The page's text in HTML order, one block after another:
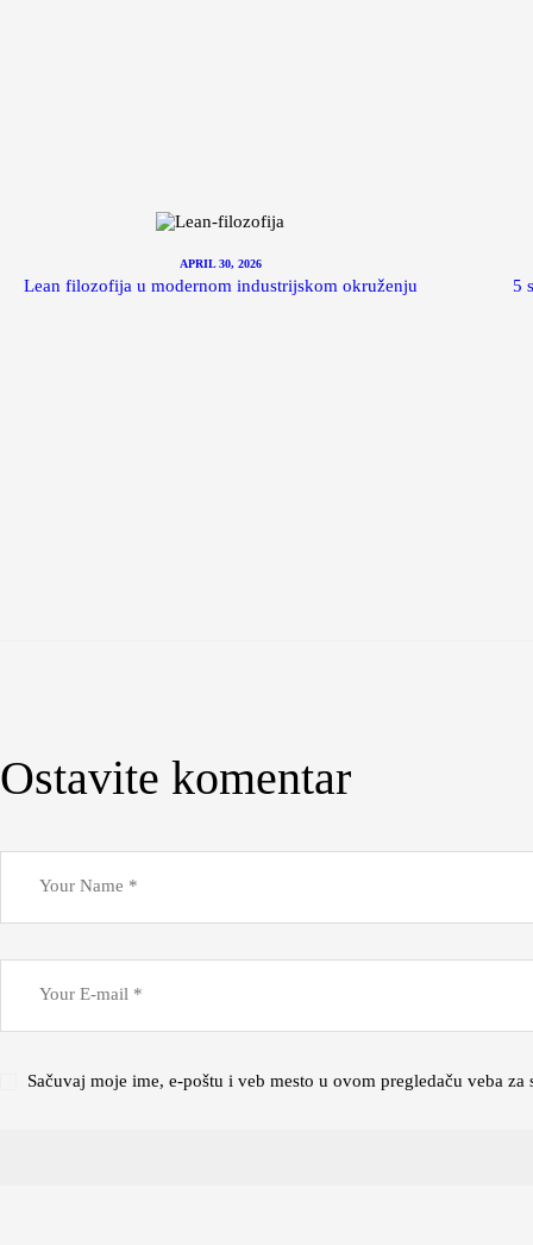
APRIL 30, 2026
Lean filozofija u modernom industrijskom okruženju 5
Ostavite komentar
Sačuvaj moje ime, e-poštu i veb mesto u ovom pregledaču veba za